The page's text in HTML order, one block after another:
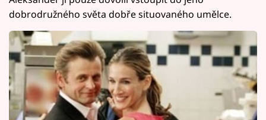
dobrodružného světa dobře situovaného umělce.